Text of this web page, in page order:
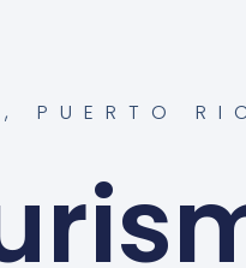
, PUERTO